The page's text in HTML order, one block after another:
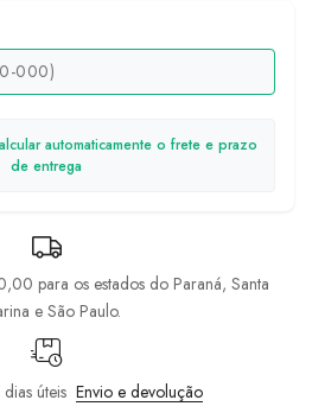
automaticamente o frete e prazo
de entrega
para os estados do Paraná, Santa
e São Paulo.
úteis Envio e devolução